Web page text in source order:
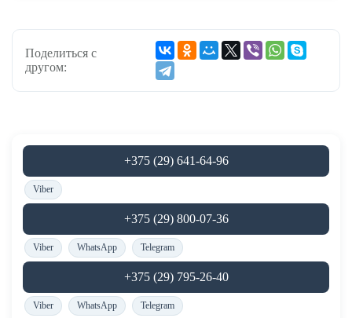
Поделиться с
другом:
+375 (29) 641-64-96
Viber
+375 (29) 800-07-36
Viber WhatsApp Telegram
+375 (29) 795-26-40
Viber WhatsApp Telegram